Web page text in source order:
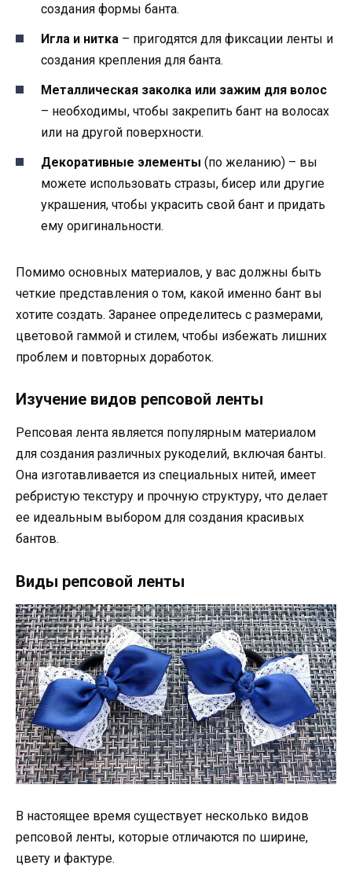
создания формы банта.
Игла и нитка – пригодятся для фиксации ленты и
создания крепления для банта.
Металлическая заколка или зажим для волос
– необходимы, чтобы закрепить бант на волосах
или на другой поверхности.
Декоративные элементы (по желанию) – вы
можете использовать стразы, бисер или другие
украшения, чтобы украсить свой бант и придать
ему оригинальности.
Помимо основных материалов, у вас должны быть
четкие представления о том, какой именно бант вы
хотите создать. Заранее определитесь с размерами,
цветовой гаммой и стилем, чтобы избежать лишних
проблем и повторных доработок.
Изучение видов репсовой ленты
Репсовая лента является популярным материалом
для создания различных рукоделий, включая банты.
Она изготавливается из специальных нитей, имеет
ребристую текстуру и прочную структуру, что делает
ее идеальным выбором для создания красивых
бантов.
Виды репсовой ленты
В настоящее время существует несколько видов
репсовой ленты, которые отличаются по ширине,
цвету и фактуре.